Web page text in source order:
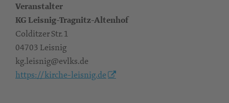
Veranstalter
KG Leisnig-Tragnitz-Altenhof
Colditzer Str. 1
04703 Leisnig
kg.leisnig@evlks.de
https://kirche-leisnig.de